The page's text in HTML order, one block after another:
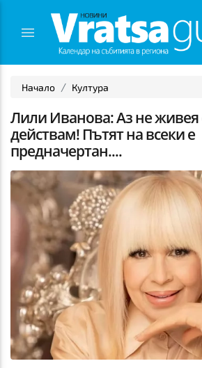
Начало Култура
Лили Иванова: Аз не живея
действам! Пътят на всеки е
предначертан....